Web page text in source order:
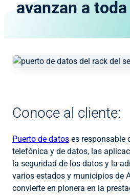
avanzan a
Conoce al cliente:
Puerto de datos es responsable
telefónica y de datos, las
la seguridad de los datos y la
varios estados y municipios de
convierte en pionera en la